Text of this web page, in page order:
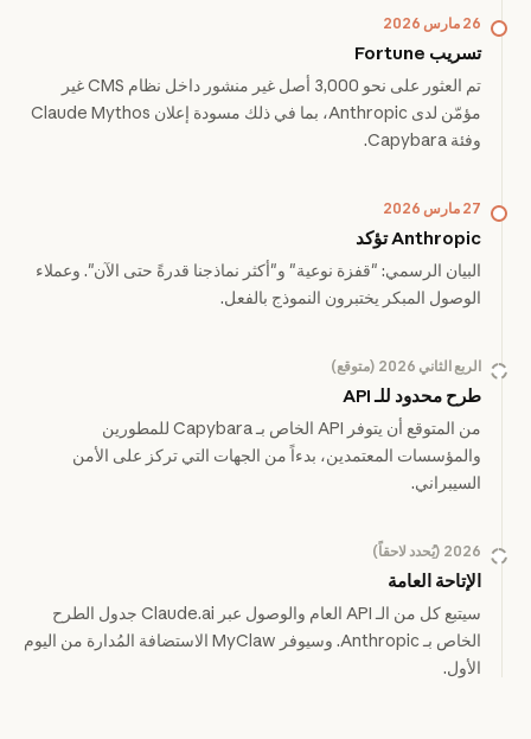
26 مارس 2026
تسريب Fortune
تم العثور على نحو 3,000 أصل غير منشور داخل نظام CMS غير
مؤمّن لدى Anthropic، بما في ذلك مسودة إعلان Claude Mythos
وفئة Capybara.
27 مارس 2026
Anthropic تؤكد
البيان الرسمي: "قفزة نوعية" و"أكثر نماذجنا قدرةً حتى الآن". وعملاء
الوصول المبكر يختبرون النموذج بالفعل.
الربع الثاني 2026 (متوقع)
طرح محدود للـ API
من المتوقع أن يتوفر API الخاص بـ Capybara للمطورين
والمؤسسات المعتمدين، بدءاً من الجهات التي تركز على الأمن
السيبراني.
2026 (يُحدد لاحقاً)
الإتاحة العامة
سيتبع كل من الـ API العام والوصول عبر Claude.ai جدول الطرح
الخاص بـ Anthropic. وسيوفر MyClaw الاستضافة المُدارة من اليوم
الأول.